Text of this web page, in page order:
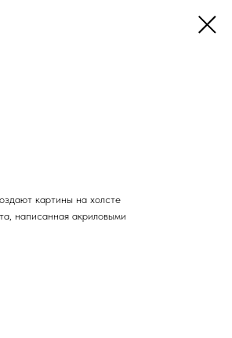
картины на холсте
написанная акриловыми